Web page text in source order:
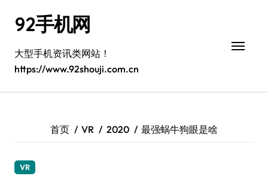
92手机网
大型手机资讯类网站！
https://www.92shouji.com.cn
首页 VR 2020 最强蜗牛狗眼是啥
VR